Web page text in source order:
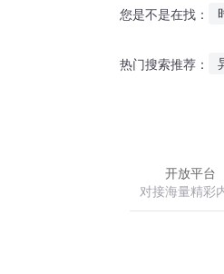
您是不是在找：
热门搜索推荐：
开放平台
对接海量精彩